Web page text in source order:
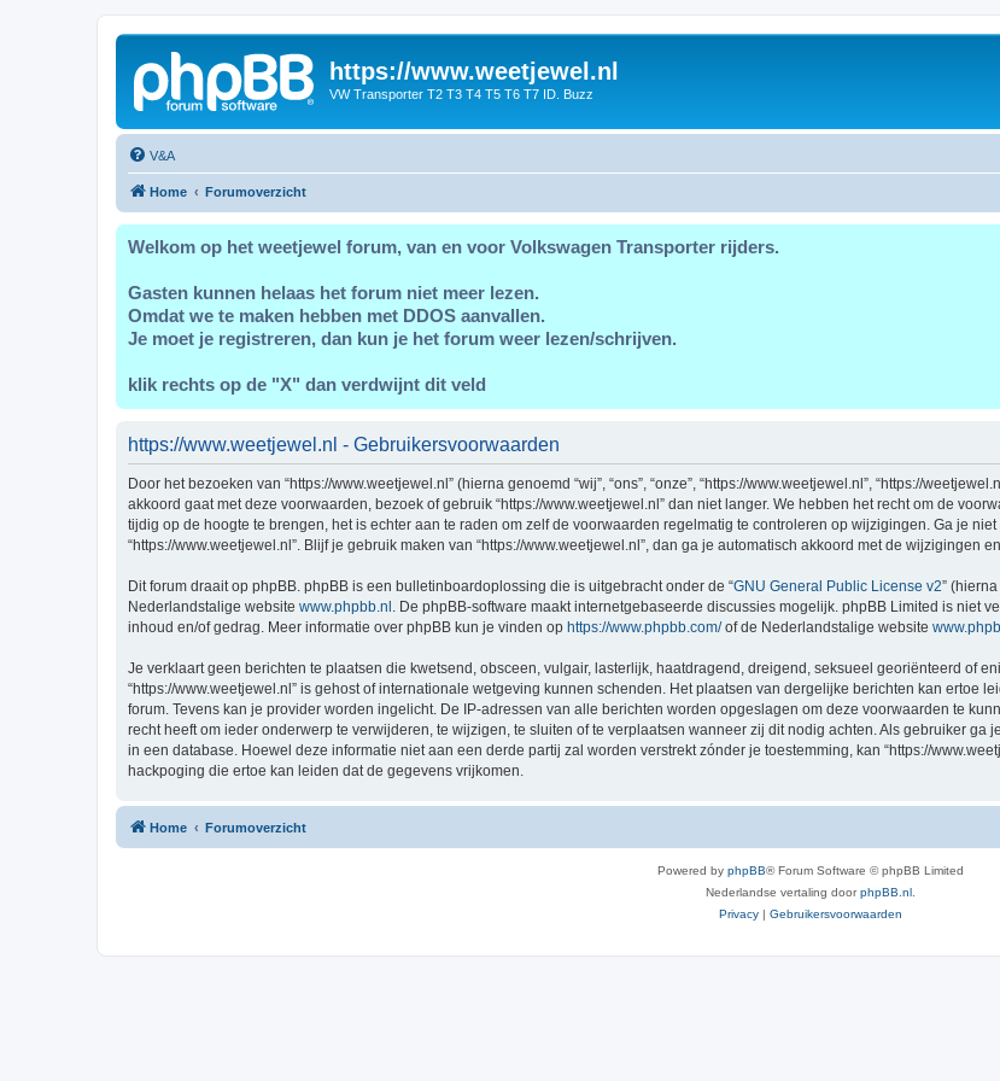
https://www.weetjewel.nl
VW Transporter T2 T3 T4 T5 T6 T7 ID. Buzz
V&A
Home Forumoverzicht
Welkom op het weetjewel forum, van en voor Volkswagen Transporter rijders.
Gasten kunnen helaas het forum niet meer lezen.
Omdat we te maken hebben met DDOS aanvallen.
Je moet je registreren, dan kun je het forum weer lezen/schrijven.
klik rechts op de "X" dan verdwijnt dit veld
https://www.weetjewel.nl - Gebruikersvoorwaarden
Door het bezoeken van “https://www.weetjewel.nl” (hierna genoemd “wij”, “ons”, “onze”, “https://www.weetjewel.nl”, “https://
akkoord gaat met deze voorwaarden, bezoek of gebruik “https://www.weetjewel.nl” dan niet langer. We hebben het recht om de
tijdig op de hoogte te brengen, het is echter aan te raden om zelf de voorwaarden regelmatig te controleren op wijzigingen. Ga je
“https://www.weetjewel.nl”. Blijf je gebruik maken van “https://www.weetjewel.nl”, dan ga je automatisch akkoord met de wijzigingen
Dit forum draait op phpBB. phpBB is een bulletinboardoplossing die is uitgebracht onder de “GNU General Public License v2”
Nederlandstalige website www.phpbb.nl . De phpBB-software maakt internetgebaseerde discussies mogelijk. phpBB Limited is niet
inhoud en/of gedrag. Meer informatie over phpBB kun je vinden op https://www.phpbb.com/of de Nederlandstalige website
Je verklaart geen berichten te plaatsen die kwetsend, obsceen, vulgair, lasterlijk, haatdragend, dreigend, seksueel georiënteerd of
“https://www.weetjewel.nl” is gehost of internationale wetgeving kunnen schenden. Het plaatsen van dergelijke berichten kan ertoe
forum. Tevens kan je provider worden ingelicht. De IP-adressen van alle berichten worden opgeslagen om deze voorwaarden te
recht heeft om ieder onderwerp te verwijderen, te wijzigen, te sluiten of te verplaatsen wanneer zij dit nodig achten. Als gebruiker
in een database. Hoewel deze informatie niet aan een derde partij zal worden verstrekt zónder je toestemming, kan “https://
hackpoging die ertoe kan leiden dat de gegevens vrijkomen.
Home Forumoverzicht
Powered by phpBB® Forum Software © phpBB Limited
Nederlandse vertaling doorphpBB.nl
Privacy | Gebruikersvoorwaarden